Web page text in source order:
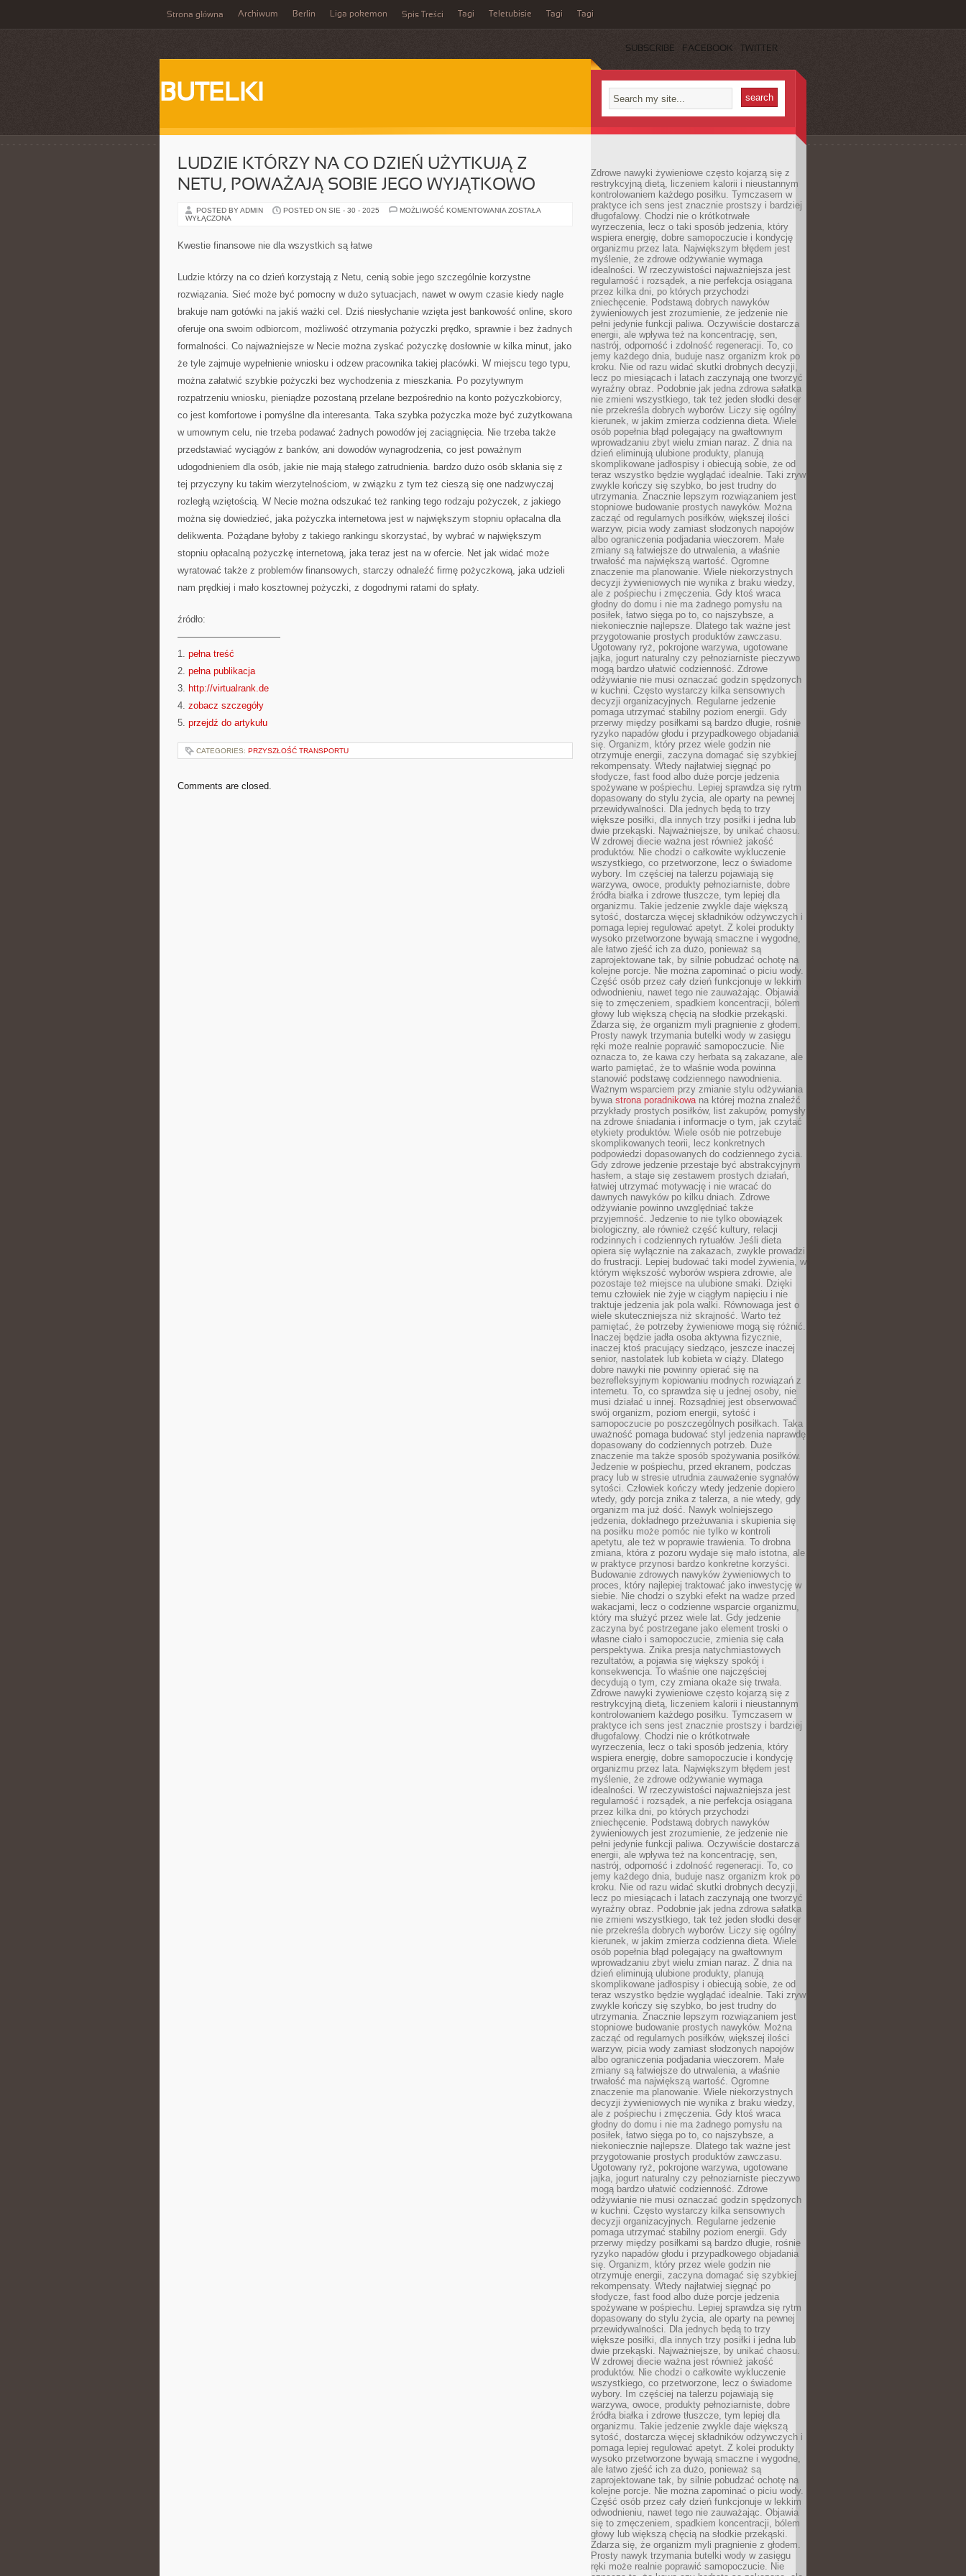
Strona główna Archiwum Berlin Liga pokemon Spis Treści Tagi Teletubisie Tagi Tagi
SUBSCRIBE FACEBOOK TWITTER
BUTELKI
LUDZIE KTÓRZY NA CO DZIEŃ UŻYTKUJĄ Z
NETU, POWAŻAJĄ SOBIE JEGO WYJĄTKOWO
POSTED BY ADMIN POSTED ON SIE - 30 - 2025 MOŻLIWOŚĆ KOMENTOWANIA LUDZIE
POWAŻAJĄ
SOBIE
WYJĄTKOWO
ZOSTAŁA
WYŁĄCZONA
Kwestie finansowe nie dla wszystkich są łatwe
Ludzie którzy na co dzień korzystają z Netu, cenią sobie jego szczególnie korzystne
rozwiązania. Sieć może być pomocny w dużo sytuacjach, nawet w owym czasie kiedy nagle
brakuje nam gotówki na jakiś ważki cel. Dziś niesłychanie wzięta jest bankowość online, skoro
oferuje ona swoim odbiorcom, możliwość otrzymania pożyczki prędko, sprawnie i bez żadnych
formalności. Co najważniejsze w Necie można zyskać pożyczkę dosłownie w kilka minut, jako
że tyle zajmuje wypełnienie wniosku i odzew pracownika takiej placówki. W miejscu tego typu,
można załatwić szybkie pożyczki bez wychodzenia z mieszkania. Po pozytywnym
rozpatrzeniu wniosku, pieniądze pozostaną przelane bezpośrednio na konto pożyczkobiorcy,
co jest komfortowe i pomyślne dla interesanta. Taka szybka pożyczka może być zużytkowana
w umownym celu, nie trzeba podawać żadnych powodów jej zaciągnięcia. Nie trzeba także
przedstawiać wyciągów z banków, ani dowodów wynagrodzenia, co jest poważnym
udogodnieniem dla osób, jakie nie mają stałego zatrudnienia. bardzo dużo osób skłania się z
tej przyczyny ku takim wierzytelnościom, w związku z tym też cieszą się one nadzwyczaj
rozległą wziętością. W Necie można odszukać też ranking tego rodzaju pożyczek, z jakiego
można się dowiedzieć, jaka pożyczka internetowa jest w największym stopniu opłacalna dla
delikwenta. Pożądane byłoby z takiego rankingu skorzystać, by wybrać w największym
stopniu opłacalną pożyczkę internetową, jaka teraz jest na w ofercie. Net jak widać może
wyratować także z problemów finansowych, starczy odnaleźć firmę pożyczkową, jaka udzieli
nam prędkiej i mało kosztownej pożyczki, z dogodnymi ratami do spłaty.
źródło:
———————————
1. pełna treść
2. pełna publikacja
3. http://virtualrank.de
4. zobacz szczegóły
5. przejdź do artykułu
CATEGORIES: PRZYSZŁOŚĆ TRANSPORTU
Comments are closed.
Zdrowe nawyki żywieniowe często kojarzą się z
restrykcyjną dietą, liczeniem kalorii i nieustannym
kontrolowaniem każdego posiłku. Tymczasem w
praktyce ich sens jest znacznie prostszy i bardziej
długofalowy. Chodzi nie o krótkotrwałe
wyrzeczenia, lecz o taki sposób jedzenia, który
wspiera energię, dobre samopoczucie i kondycję
organizmu przez lata. Największym błędem jest
myślenie, że zdrowe odżywianie wymaga
idealności. W rzeczywistości najważniejsza jest
regularność i rozsądek, a nie perfekcja osiągana
przez kilka dni, po których przychodzi
zniechęcenie. Podstawą dobrych nawyków
żywieniowych jest zrozumienie, że jedzenie nie
pełni jedynie funkcji paliwa. Oczywiście dostarcza
energii, ale wpływa też na koncentrację, sen,
nastrój, odporność i zdolność regeneracji. To, co
jemy każdego dnia, buduje nasz organizm krok po
kroku. Nie od razu widać skutki drobnych decyzji,
lecz po miesiącach i latach zaczynają one tworzyć
wyraźny obraz. Podobnie jak jedna zdrowa sałatka
nie zmieni wszystkiego, tak też jeden słodki deser
nie przekreśla dobrych wyborów. Liczy się ogólny
kierunek, w jakim zmierza codzienna dieta. Wiele
osób popełnia błąd polegający na gwałtownym
wprowadzaniu zbyt wielu zmian naraz. Z dnia na
dzień eliminują ulubione produkty, planują
skomplikowane jadłospisy i obiecują sobie, że od
teraz wszystko będzie wyglądać idealnie. Taki zryw
zwykle kończy się szybko, bo jest trudny do
utrzymania. Znacznie lepszym rozwiązaniem jest
stopniowe budowanie prostych nawyków. Można
zacząć od regularnych posiłków, większej ilości
warzyw, picia wody zamiast słodzonych napojów
albo ograniczenia podjadania wieczorem. Małe
zmiany są łatwiejsze do utrwalenia, a właśnie
trwałość ma największą wartość. Ogromne
znaczenie ma planowanie. Wiele niekorzystnych
decyzji żywieniowych nie wynika z braku wiedzy,
ale z pośpiechu i zmęczenia. Gdy ktoś wraca
głodny do domu i nie ma żadnego pomysłu na
posiłek, łatwo sięga po to, co najszybsze, a
niekoniecznie najlepsze. Dlatego tak ważne jest
przygotowanie prostych produktów zawczasu.
Ugotowany ryż, pokrojone warzywa, ugotowane
jajka, jogurt naturalny czy pełnoziarniste pieczywo
mogą bardzo ułatwić codzienność. Zdrowe
odżywianie nie musi oznaczać godzin spędzonych
w kuchni. Często wystarczy kilka sensownych
decyzji organizacyjnych. Regularne jedzenie
pomaga utrzymać stabilny poziom energii. Gdy
przerwy między posiłkami są bardzo długie, rośnie
ryzyko napadów głodu i przypadkowego objadania
się. Organizm, który przez wiele godzin nie
otrzymuje energii, zaczyna domagać się szybkiej
rekompensaty. Wtedy najłatwiej sięgnąć po
słodycze, fast food albo duże porcje jedzenia
spożywane w pośpiechu. Lepiej sprawdza się rytm
dopasowany do stylu życia, ale oparty na pewnej
przewidywalności. Dla jednych będą to trzy
większe posiłki, dla innych trzy posiłki i jedna lub
dwie przekąski. Najważniejsze, by unikać chaosu.
W zdrowej diecie ważna jest również jakość
produktów. Nie chodzi o całkowite wykluczenie
wszystkiego, co przetworzone, lecz o świadome
wybory. Im częściej na talerzu pojawiają się
warzywa, owoce, produkty pełnoziarniste, dobre
źródła białka i zdrowe tłuszcze, tym lepiej dla
organizmu. Takie jedzenie zwykle daje większą
sytość, dostarcza więcej składników odżywczych i
pomaga lepiej regulować apetyt. Z kolei produkty
wysoko przetworzone bywają smaczne i wygodne,
ale łatwo zjeść ich za dużo, ponieważ są
zaprojektowane tak, by silnie pobudzać ochotę na
kolejne porcje. Nie można zapominać o piciu wody.
Część osób przez cały dzień funkcjonuje w lekkim
odwodnieniu, nawet tego nie zauważając. Objawia
się to zmęczeniem, spadkiem koncentracji, bólem
głowy lub większą chęcią na słodkie przekąski.
Zdarza się, że organizm myli pragnienie z głodem.
Prosty nawyk trzymania butelki wody w zasięgu
ręki może realnie poprawić samopoczucie. Nie
oznacza to, że kawa czy herbata są zakazane, ale
warto pamiętać, że to właśnie woda powinna
stanowić podstawę codziennego nawodnienia.
Ważnym wsparciem przy zmianie stylu odżywiania
bywa strona poradnikowana której można znaleźć
przykłady prostych posiłków, list zakupów, pomysły
na zdrowe śniadania i informacje o tym, jak czytać
etykiety produktów. Wiele osób nie potrzebuje
skomplikowanych teorii, lecz konkretnych
podpowiedzi dopasowanych do codziennego życia.
Gdy zdrowe jedzenie przestaje być abstrakcyjnym
hasłem, a staje się zestawem prostych działań,
łatwiej utrzymać motywację i nie wracać do
dawnych nawyków po kilku dniach. Zdrowe
odżywianie powinno uwzględniać także
przyjemność. Jedzenie to nie tylko obowiązek
biologiczny, ale również część kultury, relacji
rodzinnych i codziennych rytuałów. Jeśli dieta
opiera się wyłącznie na zakazach, zwykle prowadzi
do frustracji. Lepiej budować taki model żywienia, w
którym większość wyborów wspiera zdrowie, ale
pozostaje też miejsce na ulubione smaki. Dzięki
temu człowiek nie żyje w ciągłym napięciu i nie
traktuje jedzenia jak pola walki. Równowaga jest o
wiele skuteczniejsza niż skrajność. Warto też
pamiętać, że potrzeby żywieniowe mogą się różnić.
Inaczej będzie jadła osoba aktywna fizycznie,
inaczej ktoś pracujący siedząco, jeszcze inaczej
senior, nastolatek lub kobieta w ciąży. Dlatego
dobre nawyki nie powinny opierać się na
bezrefleksyjnym kopiowaniu modnych rozwiązań z
internetu. To, co sprawdza się u jednej osoby, nie
musi działać u innej. Rozsądniej jest obserwować
swój organizm, poziom energii, sytość i
samopoczucie po poszczególnych posiłkach. Taka
uważność pomaga budować styl jedzenia naprawdę
dopasowany do codziennych potrzeb. Duże
znaczenie ma także sposób spożywania posiłków.
Jedzenie w pośpiechu, przed ekranem, podczas
pracy lub w stresie utrudnia zauważenie sygnałów
sytości. Człowiek kończy wtedy jedzenie dopiero
wtedy, gdy porcja znika z talerza, a nie wtedy, gdy
organizm ma już dość. Nawyk wolniejszego
jedzenia, dokładnego przeżuwania i skupienia się
na posiłku może pomóc nie tylko w kontroli
apetytu, ale też w poprawie trawienia. To drobna
zmiana, która z pozoru wydaje się mało istotna, ale
w praktyce przynosi bardzo konkretne korzyści.
Budowanie zdrowych nawyków żywieniowych to
proces, który najlepiej traktować jako inwestycję w
siebie. Nie chodzi o szybki efekt na wadze przed
wakacjami, lecz o codzienne wsparcie organizmu,
który ma służyć przez wiele lat. Gdy jedzenie
zaczyna być postrzegane jako element troski o
własne ciało i samopoczucie, zmienia się cała
perspektywa. Znika presja natychmiastowych
rezultatów, a pojawia się większy spokój i
konsekwencja. To właśnie one najczęściej
decydują o tym, czy zmiana okaże się trwała.
Zdrowe nawyki żywieniowe często kojarzą się z
restrykcyjną dietą, liczeniem kalorii i nieustannym
kontrolowaniem każdego posiłku. Tymczasem w
praktyce ich sens jest znacznie prostszy i bardziej
długofalowy. Chodzi nie o krótkotrwałe
wyrzeczenia, lecz o taki sposób jedzenia, który
wspiera energię, dobre samopoczucie i kondycję
organizmu przez lata. Największym błędem jest
myślenie, że zdrowe odżywianie wymaga
idealności. W rzeczywistości najważniejsza jest
regularność i rozsądek, a nie perfekcja osiągana
przez kilka dni, po których przychodzi
zniechęcenie. Podstawą dobrych nawyków
żywieniowych jest zrozumienie, że jedzenie nie
pełni jedynie funkcji paliwa. Oczywiście dostarcza
energii, ale wpływa też na koncentrację, sen,
nastrój, odporność i zdolność regeneracji. To, co
jemy każdego dnia, buduje nasz organizm krok po
kroku. Nie od razu widać skutki drobnych decyzji,
lecz po miesiącach i latach zaczynają one tworzyć
wyraźny obraz. Podobnie jak jedna zdrowa sałatka
nie zmieni wszystkiego, tak też jeden słodki deser
nie przekreśla dobrych wyborów. Liczy się ogólny
kierunek, w jakim zmierza codzienna dieta. Wiele
osób popełnia błąd polegający na gwałtownym
wprowadzaniu zbyt wielu zmian naraz. Z dnia na
dzień eliminują ulubione produkty, planują
skomplikowane jadłospisy i obiecują sobie, że od
teraz wszystko będzie wyglądać idealnie. Taki zryw
zwykle kończy się szybko, bo jest trudny do
utrzymania. Znacznie lepszym rozwiązaniem jest
stopniowe budowanie prostych nawyków. Można
zacząć od regularnych posiłków, większej ilości
warzyw, picia wody zamiast słodzonych napojów
albo ograniczenia podjadania wieczorem. Małe
zmiany są łatwiejsze do utrwalenia, a właśnie
trwałość ma największą wartość. Ogromne
znaczenie ma planowanie. Wiele niekorzystnych
decyzji żywieniowych nie wynika z braku wiedzy,
ale z pośpiechu i zmęczenia. Gdy ktoś wraca
głodny do domu i nie ma żadnego pomysłu na
posiłek, łatwo sięga po to, co najszybsze, a
niekoniecznie najlepsze. Dlatego tak ważne jest
przygotowanie prostych produktów zawczasu.
Ugotowany ryż, pokrojone warzywa, ugotowane
jajka, jogurt naturalny czy pełnoziarniste pieczywo
mogą bardzo ułatwić codzienność. Zdrowe
odżywianie nie musi oznaczać godzin spędzonych
w kuchni. Często wystarczy kilka sensownych
decyzji organizacyjnych. Regularne jedzenie
pomaga utrzymać stabilny poziom energii. Gdy
przerwy między posiłkami są bardzo długie, rośnie
ryzyko napadów głodu i przypadkowego objadania
się. Organizm, który przez wiele godzin nie
otrzymuje energii, zaczyna domagać się szybkiej
rekompensaty. Wtedy najłatwiej sięgnąć po
słodycze, fast food albo duże porcje jedzenia
spożywane w pośpiechu. Lepiej sprawdza się rytm
dopasowany do stylu życia, ale oparty na pewnej
przewidywalności. Dla jednych będą to trzy
większe posiłki, dla innych trzy posiłki i jedna lub
dwie przekąski. Najważniejsze, by unikać chaosu.
W zdrowej diecie ważna jest również jakość
produktów. Nie chodzi o całkowite wykluczenie
wszystkiego, co przetworzone, lecz o świadome
wybory. Im częściej na talerzu pojawiają się
warzywa, owoce, produkty pełnoziarniste, dobre
źródła białka i zdrowe tłuszcze, tym lepiej dla
organizmu. Takie jedzenie zwykle daje większą
sytość, dostarcza więcej składników odżywczych i
pomaga lepiej regulować apetyt. Z kolei produkty
wysoko przetworzone bywają smaczne i wygodne,
ale łatwo zjeść ich za dużo, ponieważ są
zaprojektowane tak, by silnie pobudzać ochotę na
kolejne porcje. Nie można zapominać o piciu wody.
Część osób przez cały dzień funkcjonuje w lekkim
odwodnieniu, nawet tego nie zauważając. Objawia
się to zmęczeniem, spadkiem koncentracji, bólem
głowy lub większą chęcią na słodkie przekąski.
Zdarza się, że organizm myli pragnienie z głodem.
Prosty nawyk trzymania butelki wody w zasięgu
ręki może realnie poprawić samopoczucie. Nie